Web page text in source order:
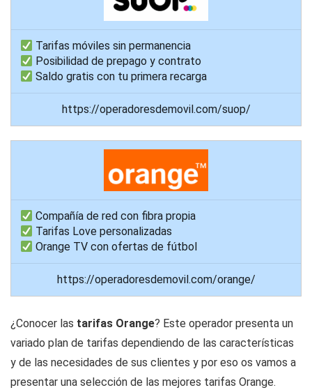
Tarifas móviles sin permanencia
Posibilidad de prepago y contrato
Saldo gratis con tu primera recarga
https://operadoresdemovil.com/suop/
Compañía de red con fibra propia
Tarifas Love personalizadas
Orange TV con ofertas de fútbol
https://operadoresdemovil.com/orange/
¿Conocer las tarifas Orange? Este operador presenta un
variado plan de tarifas dependiendo de las características
y de las necesidades de sus clientes y por eso os vamos a
presentar una selección de las mejores tarifas Orange.